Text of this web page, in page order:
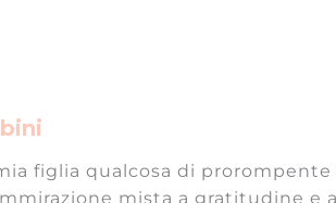
figlia qualcosa di
mista a gratitudine e